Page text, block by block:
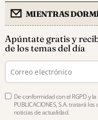
MIENTRAS
Apúntate gratis y
de los temas del día
De conformidad con el RGPD y la
PUBLICACIONES, S.A. tratará
noticias de actualidad.